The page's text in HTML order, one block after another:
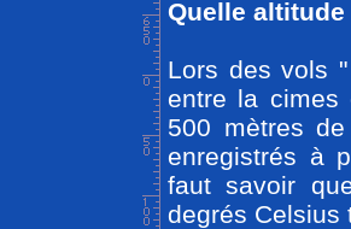
Quelle
Lors des vols
entre la cimes
500 mètres
enregistrés à
faut savoir
degrés Celsius